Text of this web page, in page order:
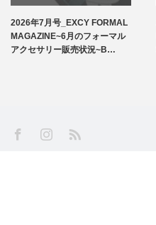
お知らせ
2026年7月号_EXCY FORMAL
MAGAZINE~6月のフォーマル
アクセサリー販売状況~B…
FacebookInstagram